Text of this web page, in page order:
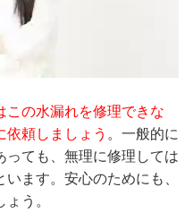
この水漏れを修理できな
依頼しましょう 。一般的に
っても、無理に修理しては
ます。安心のためにも、
う。